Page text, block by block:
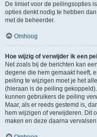
De limiet voor de peilingsopties
opties denkt nodig te hebben
met de beheerder.
Omhoog
Hoe wijzig of verwijder ik een
Net zoals bij de berichten kan
degene die hem gemaakt heeft,
peiling te wijzigen moet je het
(hieraan is de peiling
kunnen gebruikers de peiling
Maar, als er reeds gestemd is,
hem wijzigen of verwijderen. Dit
maken en deze daarna